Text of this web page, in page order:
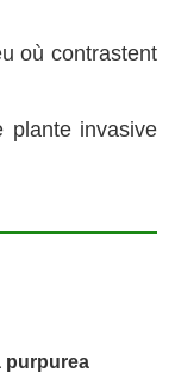
où contrastent
plante invasive
purpurea